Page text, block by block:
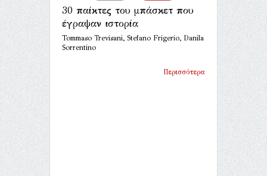
30 παίκτες του μπάσκετ που
έγραψαν ιστορία
Tommaso Trevisani, Stefano Frigerio, Danila
Sorrentino
Περισσότερα